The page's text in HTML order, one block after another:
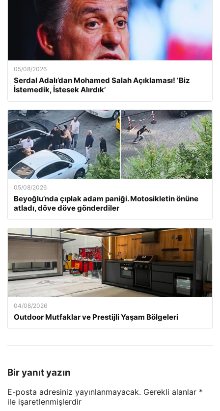
05/08/2026
Serdal Adalı’dan Mohamed Salah Açıklaması! ‘Biz
İstemedik, İstesek Alırdık’
05/08/2026
Beyoğlu’nda çıplak adam paniği. Motosikletin önüne
atladı, döve döve gönderdiler
04/08/2026
Outdoor Mutfaklar ve Prestijli Yaşam Bölgeleri
Bir yanıt yazın
E-posta adresiniz yayınlanmayacak. Gerekli alanlar *
ile işaretlenmişlerdir